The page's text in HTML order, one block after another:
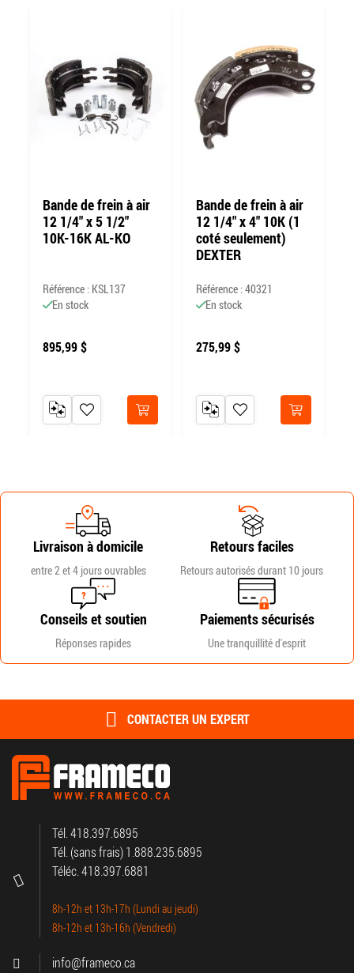
DE SOUHAITS
Bande de frein à air
12 1/4" x 5 1/2"
10K-16K AL-KO
Référence : KSL137
En stock
895,99 $
Acheter
AJOUTER À MA LISTE DE SOUHAITS
AJOUTER AU COMPARATEUR
Bande de frein à air
12 1/4" x 4" 10K (1
coté seulement)
DEXTER
Référence : 40321
En stock
275,99 $
Acheter
AJOUTER À MA LISTE DE
AJOUTER AU COMPARATEUR
Livraison à domicile
entre 2 et 4 jours ouvrables
Retours faciles
Retours autorisés durant 10 jours
Conseils et soutien
Réponses rapides
Paiements sécurisés
Une tranquillité d'esprit
CONTACTER UN EXPERT
Tél. 418.397.6895
Tél. (sans frais) 1.888.235.6895
Téléc. 418.397.6881
8h-12h et 13h-17h (Lundi au jeudi)
8h-12h et 13h-16h (Vendredi)
info@frameco.ca